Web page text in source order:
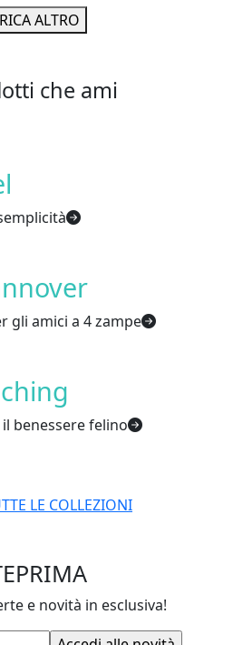
ALTRO
che ami
gli amici a 4 zampe
benessere felino
LE COLLEZIONI
e novità in esclusiva!